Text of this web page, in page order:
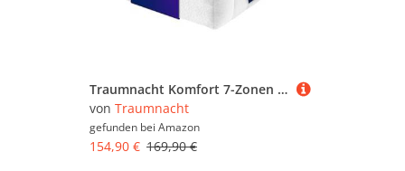
Traumnacht Komfort 7-Zonen 2 in 1 Duo Kaltschaummatratze, Testsieger Stiftung Warentest 03/2021 in 140er Größe, Öko-Tex zertifiziert, 90 x 200 cm, entwickelt in Deutschland
von Traumnacht
gefunden bei Amazon
154,90 € 169,90 €